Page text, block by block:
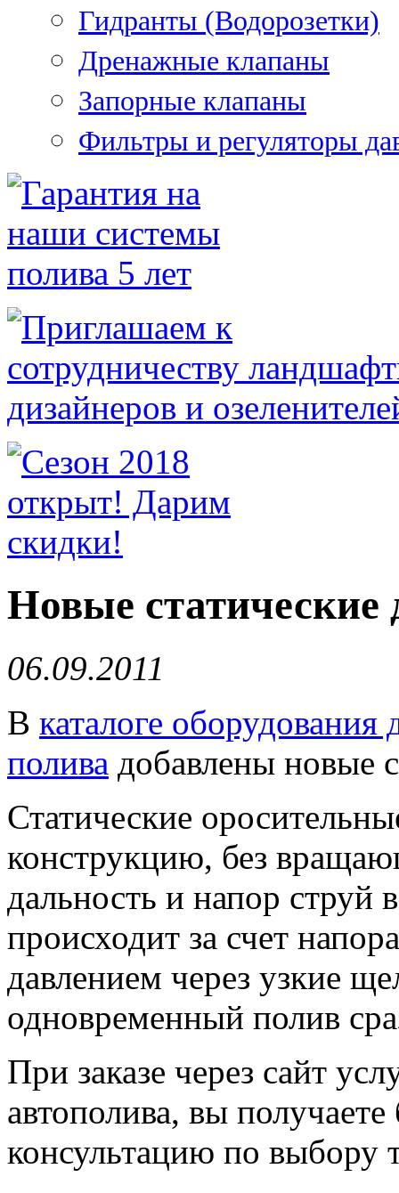
Гидранты (Водорозетки)
Дренажные клапаны
Запорные клапаны
Фильтры и регуляторы
Новые статические
06.09.2011
В каталоге оборудования
полива добавлены новые
Статические
конструкцию, без
дальность и напор струй
происходит за счет
давлением через узкие
одновременный полив
При заказе через сайт
автополива, вы
консультацию по